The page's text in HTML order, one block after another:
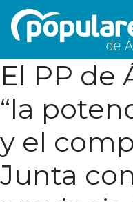
El PP de
“la
y el
Junta